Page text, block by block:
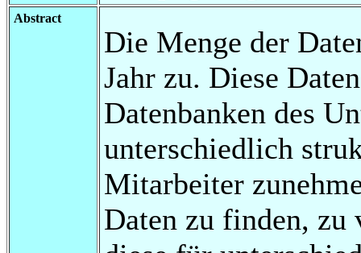
Abstract
Die Menge der
Jahr zu. Diese
Datenbanken des
unterschiedlich
Mitarbeiter
Daten zu finden, zu